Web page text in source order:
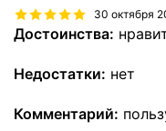
30 октября
Достоинства:
Недостатки: нет
Комментарий: